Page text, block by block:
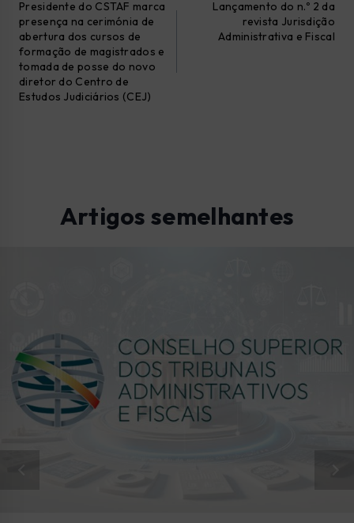
Presidente do CSTAF marca
presença na cerimónia de
abertura dos cursos de
formação de magistrados e
tomada de posse do novo
diretor do Centro de
Estudos Judiciários (CEJ)
Lançamento do n.º 2 da
revista Jurisdição
Administrativa e Fiscal
Artigos semelhantes